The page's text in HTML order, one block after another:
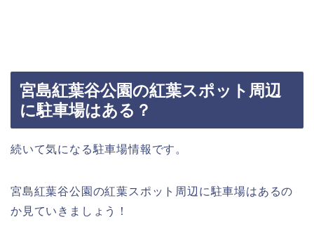
宮島紅葉谷公園の紅葉スポット周辺
に駐車場はある？
続いて気になる駐車場情報です。
宮島紅葉谷公園の紅葉スポット周辺に駐車場はあるの
か見ていきましょう！